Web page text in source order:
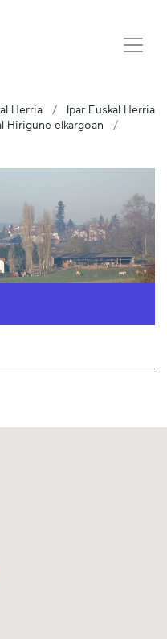
Herria
Ipar Euskal Herria
Hirigune elkargoan